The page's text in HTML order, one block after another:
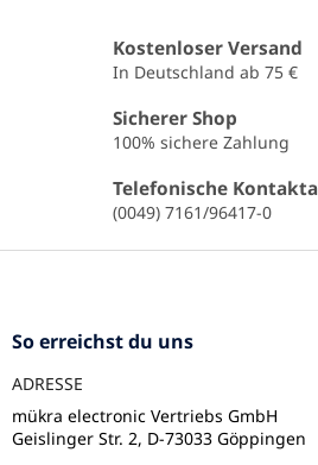
e
u
e
e
l
e
m
e
n
i
s
t
Kostenloser Versand
In Deutschland ab 75 €
Sicherer Shop
100% sichere Zahlung
Telefonische
(0049) 7161/96417-0
F
So erreichst du uns
ADRESSE
mükra electronic Vertriebs GmbH
Geislinger Str. 2, D-73033 Göppingen